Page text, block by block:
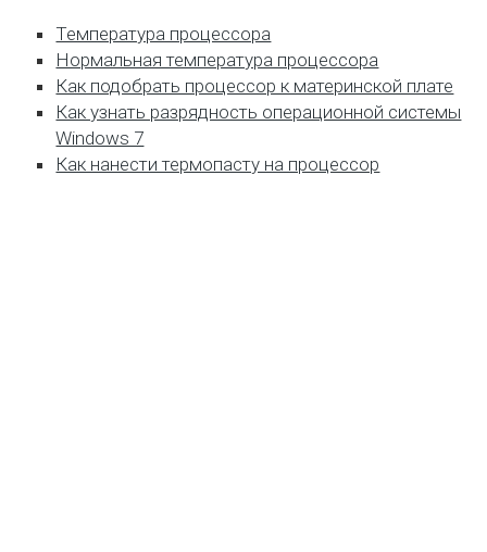
Температура процессора
Нормальная температура процессора
Как подобрать процессор к материнской плате
Как узнать разрядность операционной системы
Windows 7
Как нанести термопасту на процессор